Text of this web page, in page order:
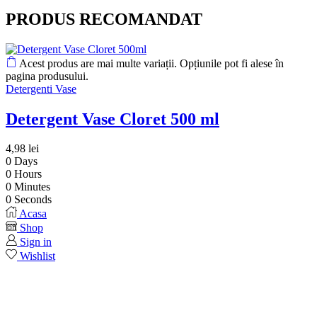
PRODUS RECOMANDAT
Acest produs are mai multe variații. Opțiunile pot fi alese în
pagina produsului.
Detergenti Vase
Detergent Vase Cloret 500 ml
4,98 lei
0 Days
0 Hours
0 Minutes
0 Seconds
Acasa
Shop
Sign in
Wishlist